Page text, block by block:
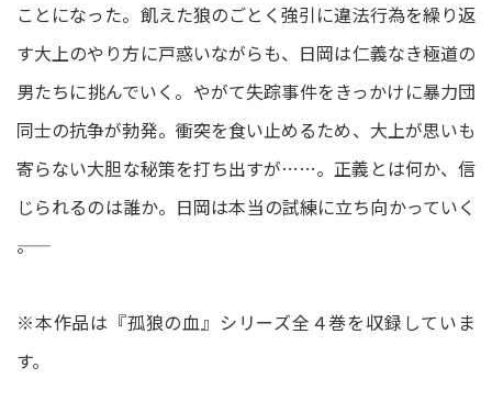
ことになった。飢えた狼のごとく強引に違法行為を繰り返
す大上のやり方に戸惑いながらも、日岡は仁義なき極道の
男たちに挑んでいく。やがて失踪事件をきっかけに暴力団
同士の抗争が勃発。衝突を食い止めるため、大上が思いも
寄らない大胆な秘策を打ち出すが……。正義とは何か、信
じられるのは誰か。日岡は本当の試練に立ち向かっていく
――。
※本作品は『孤狼の血』シリーズ全４巻を収録していま
す。